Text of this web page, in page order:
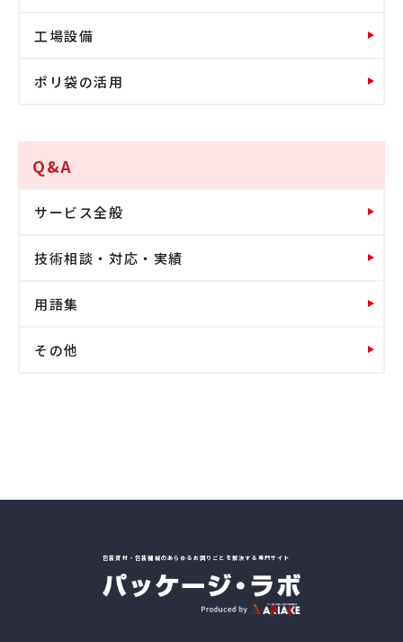
工場設備
ポリ袋の活用
Q&A
サービス全般
技術相談・対応・実績
用語集
その他
包装資材・包装機械のあらゆるお困りごとを解決する専門サイト